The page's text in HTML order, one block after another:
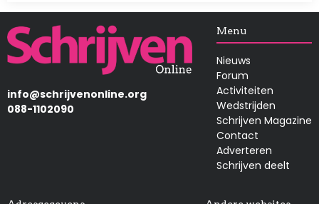
Afbeelding
info@schrijvenonline.org
088-1102090
Menu
Nieuws
Forum
Activiteiten
Wedstrijden
Schrijven Magazine
Contact
Adverteren
Schrijven deelt